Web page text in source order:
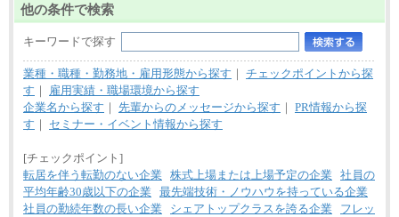
他の条件で検索
キーワードで探す
業種・職種・勤務地・雇用形態から探す ｜ チェックポイントから探
す ｜
雇用実績・職場環境から探す
企業名から探す ｜ 先輩からのメッセージから探す ｜ PR情報から探
す ｜ セミナー・イベント情報から探す
[チェックポイント]
転居を伴う転勤のない企業 株式上場または上場予定の企業 社員の
平均年齢30歳以下の企業 最先端技術・ノウハウを持っている企業
社員の勤続年数の長い企業
シェアトップクラスを誇る企業
フレッ